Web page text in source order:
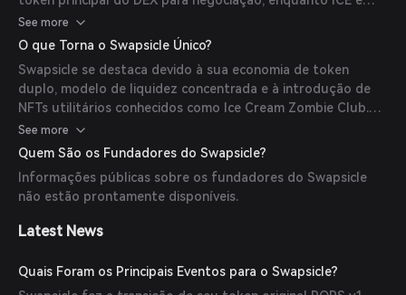
utilizado dentro da suíte de produtos 'The Igloo' para
ganhar e aumentar rendimentos adicionais. Os usuários
podem congelar SLUSH para obter ICE, que pode então ser
usado para staking, acesso a produtos premium e
participação no ecossistema da plataforma.
See more
O que Torna o Swapsicle Único?
Swapsicle se destaca devido à sua economia de token
duplo, modelo de liquidez concentrada e à introdução de
NFTs utilitários conhecidos como Ice Cream Zombie Club.
Esses NFTs oferecem benefícios como tempos reduzidos de
descongelamento, recompensas aumentadas e acesso
exclusivo a certos mecanismos de staking. Além disso, o
lançamento do Swapsicle no Telos EVM e Mantle garante
um ambiente de negociação seguro e escalável.
See more
Quem São os Fundadores do Swapsicle?
Informações públicas sobre os fundadores do Swapsicle
não estão prontamente disponíveis.
Latest News
Quais Foram os Principais Eventos para o Swapsicle?